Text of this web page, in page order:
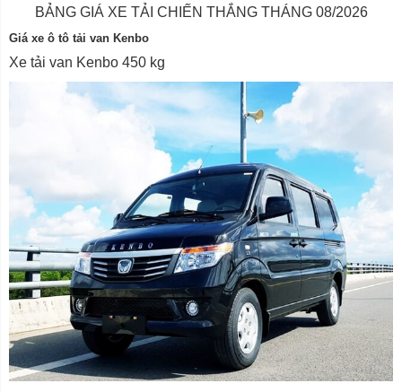
BẢNG GIÁ XE TẢI CHIẾN THẮNG THÁNG 08/2026
Giá xe ô tô tải van Kenbo
Xe tải van Kenbo 450 kg